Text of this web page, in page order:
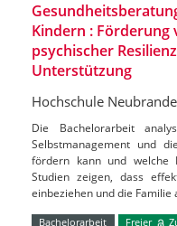
Kindern : Förderung
psychischer
Unterstützung
Hochschule
Die Bachelorarbeit
Selbstmanagement und
fördern kann und welche
Studien zeigen, dass
einbeziehen und die
Bachelorarbeit Freier